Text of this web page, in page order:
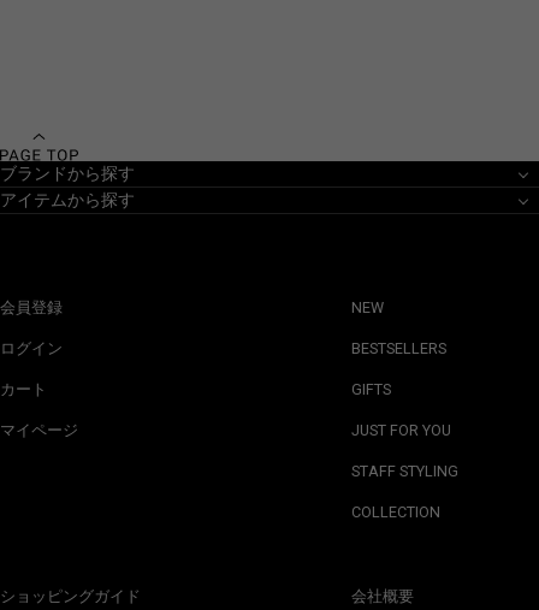
ブランドから探す
アイテムから探す
会員登録
ログイン
カート
マイページ
ショッピングガイド
NEW
BESTSELLERS
GIFTS
JUST FOR YOU
STAFF STYLING
COLLECTION
会社概要